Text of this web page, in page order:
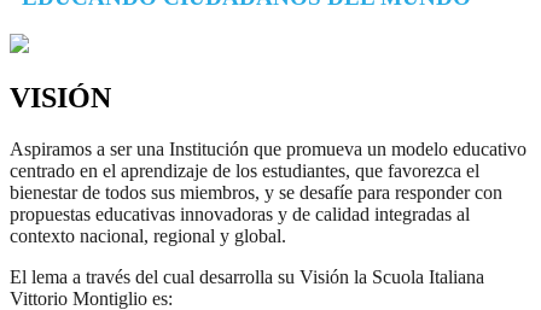
VISIÓN
Aspiramos a ser una Institución que promueva un modelo educativo
centrado en el aprendizaje de los estudiantes, que favorezca el
bienestar de todos sus miembros, y se desafíe para responder con
propuestas educativas innovadoras y de calidad integradas al
contexto nacional, regional y global.
El lema a través del cual desarrolla su Visión la Scuola Italiana
Vittorio Montiglio es: